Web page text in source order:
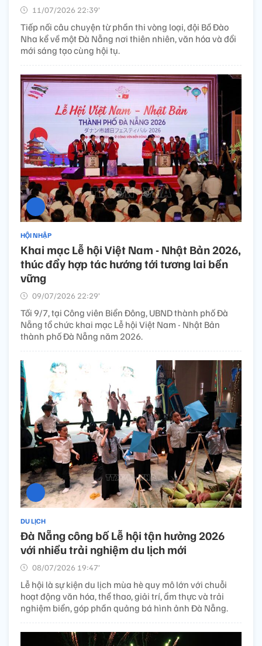
11/07/2026 22:39’
Tiếp nối câu chuyện từ phần thi vòng loại, đội Bồ Đào
Nha kể về một Đà Nẵng nơi thiên nhiên, văn hóa và đổi
mới sáng tạo cùng hội tụ.
HỘI NHẬP
Khai mạc Lễ hội Việt Nam - Nhật Bản 2026,
thúc đẩy hợp tác hướng tới tương lai bền
vững
09/07/2026 22:29’
Tối 9/7, tại Công viên Biển Đông, UBND thành phố Đà
Nẵng tổ chức khai mạc Lễ hội Việt Nam - Nhật Bản
thành phố Đà Nẵng năm 2026.
DU LỊCH
Đà Nẵng công bố Lễ hội tận hưởng 2026
với nhiều trải nghiệm du lịch mới
08/07/2026 19:47’
Lễ hội là sự kiện du lịch mùa hè quy mô lớn với chuỗi
hoạt động văn hóa, thể thao, giải trí, ẩm thực và trải
nghiệm biển, góp phần quảng bá hình ảnh Đà Nẵng.